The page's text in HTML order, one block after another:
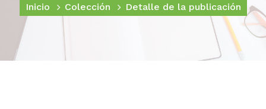
Inicio Colección Detalle de la publicación